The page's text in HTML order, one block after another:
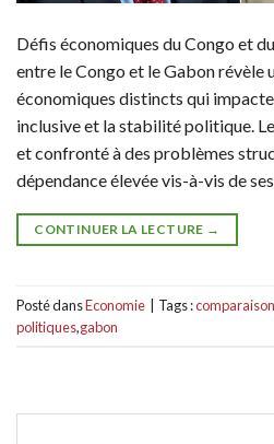
Défis économiques du Congo et
entre le Congo et le Gabon révèle
économiques distincts qui
inclusive et la stabilité politique.
et confronté à des problèmes
dépendance élevée vis-à-vis de
CONTINUER LA LECTURE →
Posté dansEconomie Tags :comparaison
politiques,gabon